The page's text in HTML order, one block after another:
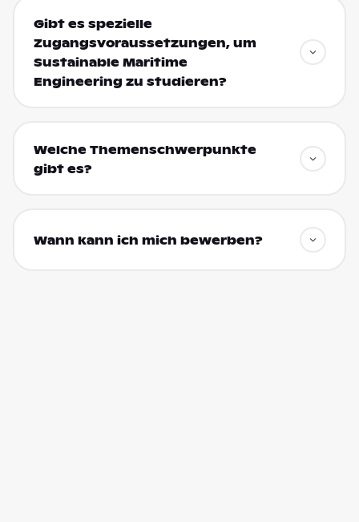
Gibt es spezielle
Zugangsvoraussetzungen, um
Sustainable Maritime
Engineering zu studieren?
Welche Themenschwerpunkte
gibt es?
Wann kann ich mich bewerben?